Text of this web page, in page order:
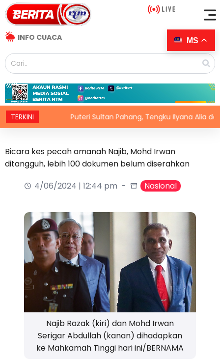
INFO CUACA
TERKINI Puteri Sultan Pahang, Tengku Ilyana Alia dan
Bicara kes pecah amanah Najib, Mohd Irwan
ditangguh, lebih 100 dokumen belum diserahkan
4/06/2024 | 12:44 pm
Nasional
Najib Razak (kiri) dan Mohd Irwan
Serigar Abdullah (kanan) dihadapkan
ke Mahkamah Tinggi hari ini/BERNAMA
MS